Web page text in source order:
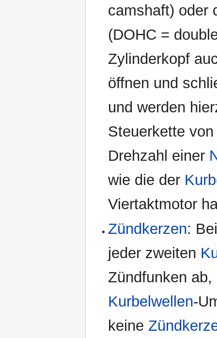
camshaft) oder
(DOHC =
Zylinderkopf
öffnen und
und werden
Steuerkette
Drehzahl einer
wie die der
Viertaktmotor
Zündkerzen:
jeder zweiten
Zündfunken
Kurbelwellen-
keine